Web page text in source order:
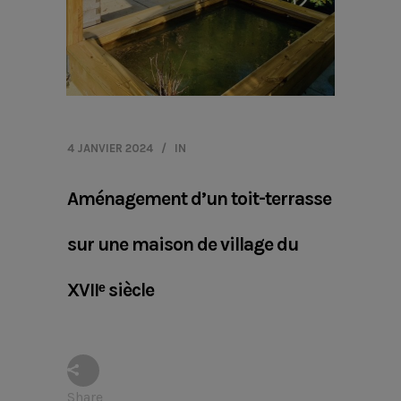
4 JANVIER 2024 IN
Aménagement d’un toit-terrasse
sur une maison de village du
XVIIᵉ siècle
Share